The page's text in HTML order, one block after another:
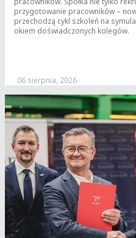
przygotowanie pracowników –
przechodzą cykl szkoleń na
okiem doświadczonych kolegów.
06 sierpnia, 2026